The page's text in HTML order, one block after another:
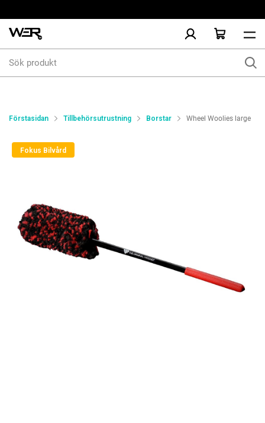
produkt
Förstasidan Tillbehörsutrustning Borstar Wheel Woolies large
Fokus Bilvård